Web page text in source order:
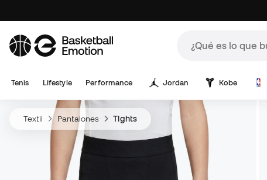
Tenis Lifestyle Performance Jordan Kobe
Textil Pantalones Tights